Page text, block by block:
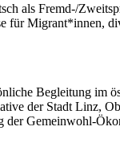
als Fremd-/
Migrant*innen,
Begleitung im
der Stadt Linz,
Gemeinwohl-